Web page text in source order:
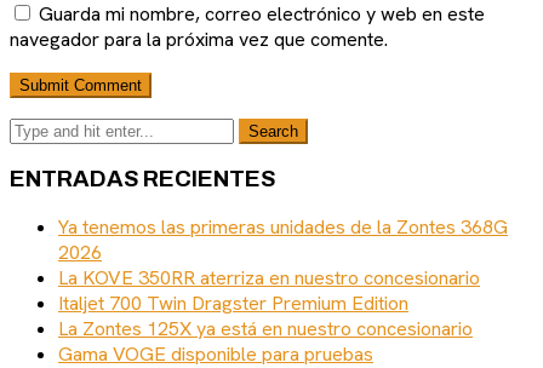
Guarda mi nombre, correo electrónico y web en este
navegador para la próxima vez que comente.
ENTRADAS RECIENTES
Ya tenemos las primeras unidades de la Zontes 368G
2026
La KOVE 350RR aterriza en nuestro concesionario
Italjet 700 Twin Dragster Premium Edition
La Zontes 125X ya está en nuestro concesionario
Gama VOGE disponible para pruebas